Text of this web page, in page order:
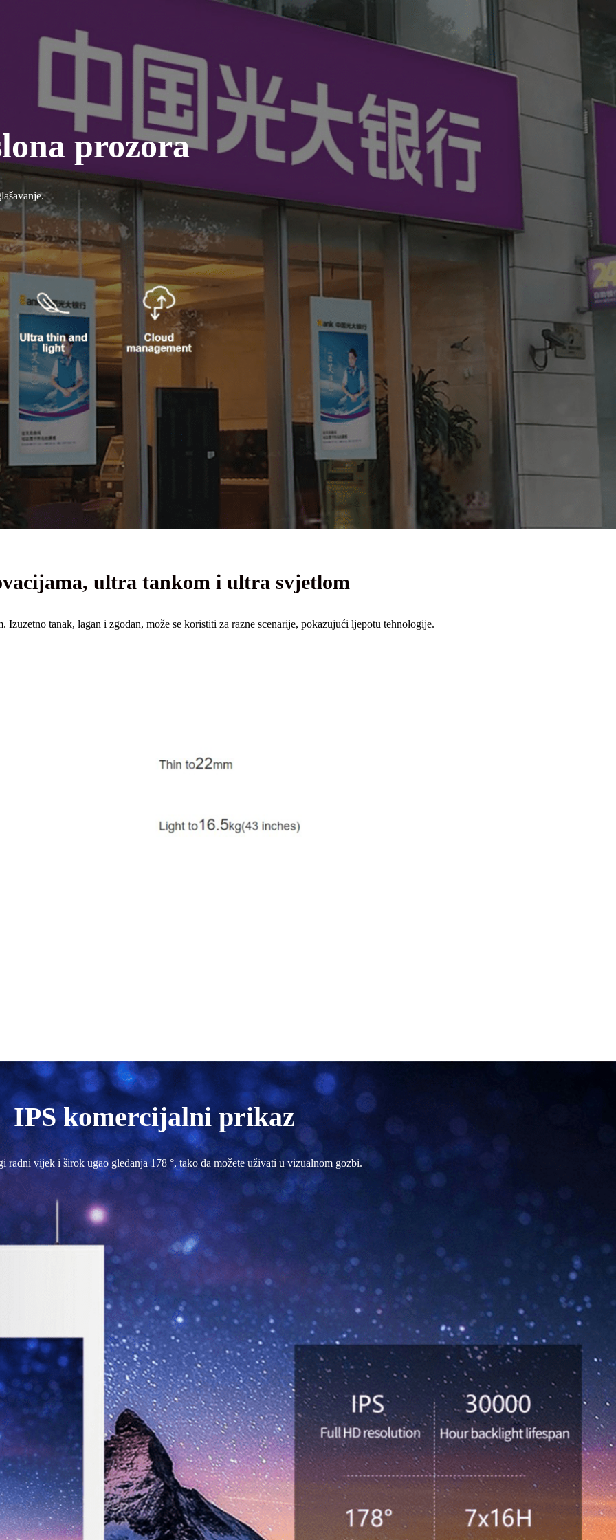
prozora
ultra tankom i ultra svjetlom
Izuzetno tanak, lagan i zgodan, može se koristiti za razne scenarije, pokazujući ljepotu tehnologije.
IPS komercijalni prikaz
radni vijek i širok ugao gledanja 178 °, tako da možete uživati ​​u vizualnom gozbi.